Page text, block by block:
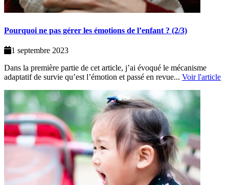
Pourquoi ne pas gérer les émotions de l’enfant ? (2/3)
1 septembre 2023
Dans la première partie de cet article, j’ai évoqué le mécanisme
adaptatif de survie qu’est l’émotion et passé en revue... Voir l'article